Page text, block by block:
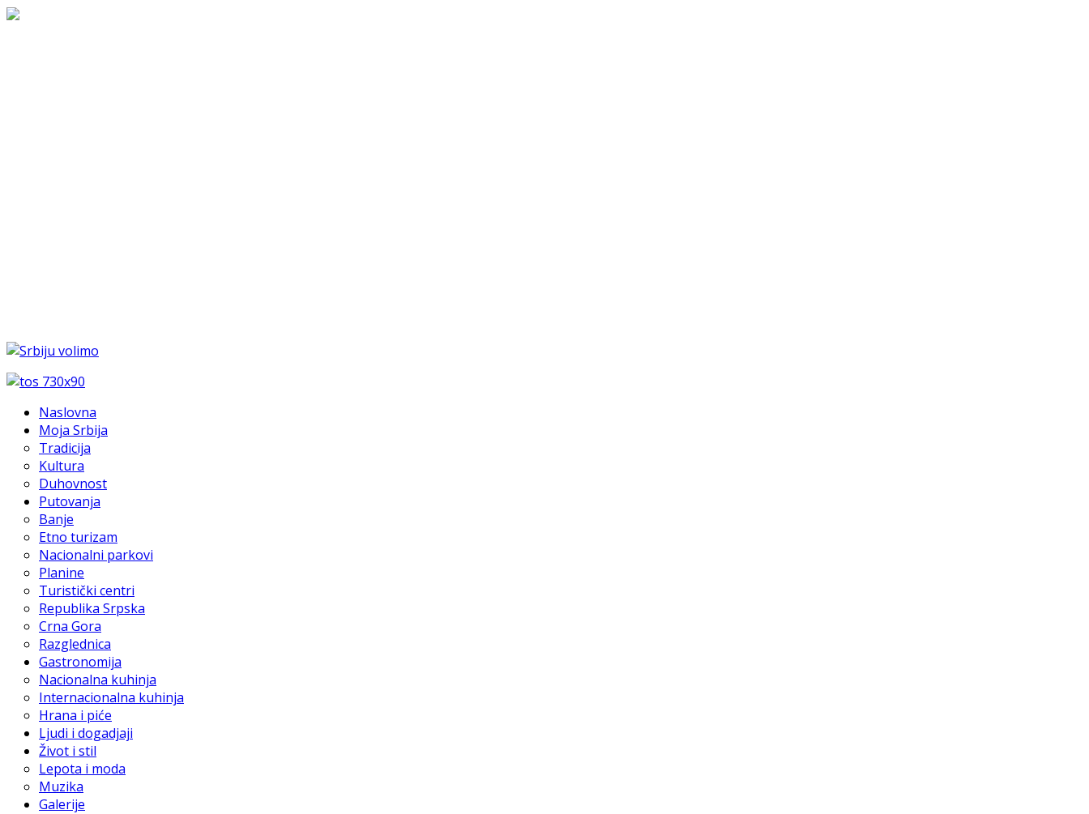
Naslovna
Moja Srbija
Tradicija
Kultura
Duhovnost
Putovanja
Banje
Etno turizam
Nacionalni parkovi
Planine
Turistički centri
Republika Srpska
Crna Gora
Razglednica
Gastronomija
Nacionalna kuhinja
Internacionalna kuhinja
Hrana i piće
Ljudi i dogadjaji
Život i stil
Lepota i moda
Muzika
Galerije